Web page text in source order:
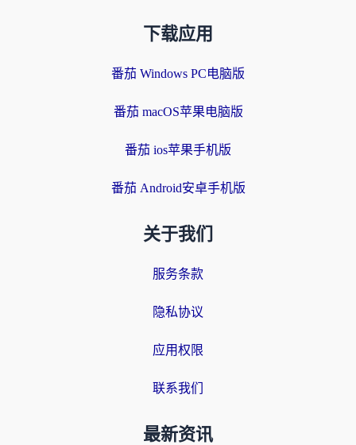
下载应用
番茄 Windows PC电脑版
番茄 macOS苹果电脑版
番茄 ios苹果手机版
番茄 Android安卓手机版
关于我们
服务条款
隐私协议
应用权限
联系我们
最新资讯